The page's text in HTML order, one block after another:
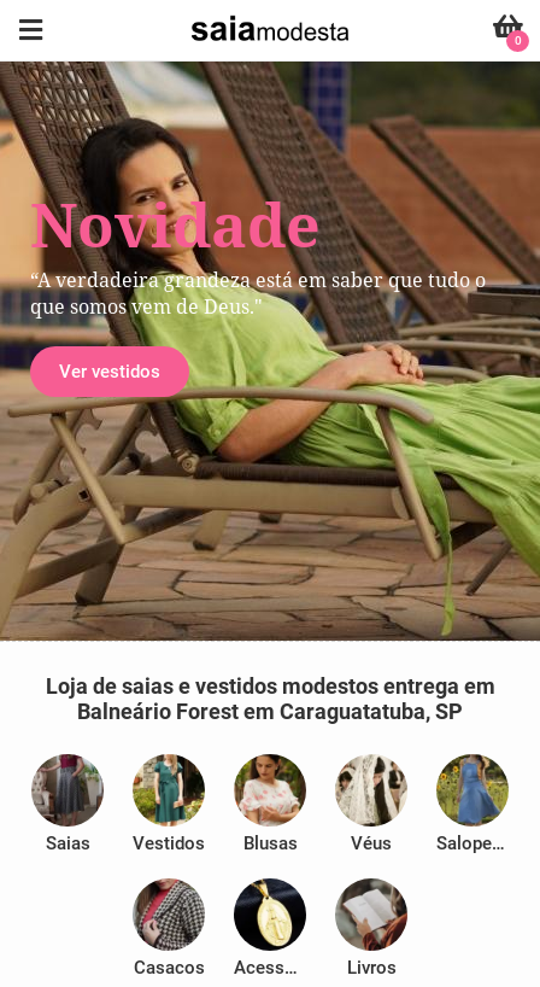
Novidade
“A verdadeira grandeza está em saber que tudo o
que somos vem de Deus."
Ver vestidos
0
Loja de saias e vestidos modestos entrega em
Balneário Forest em Caraguatatuba, SP
Saias Vestidos Blusas Véus Salopetes
Casacos Acessórios Livros